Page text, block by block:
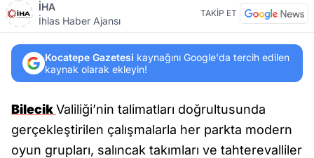
İHA
İhlas Haber Ajansı
TAKİP ET
Kocatepe Gazetesi kaynağını Google'da tercih edilen
kaynak olarak ekleyin!
BilecikValiliği’nin talimatları doğrultusunda
gerçekleştirilen çalışmalarla her parkta modern
oyun grupları, salıncak takımları ve tahterevalliler